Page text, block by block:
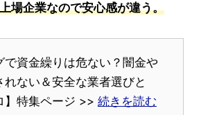
場企業なので安心感が違う。
で資金繰りは危ない？闇金や
ない＆安全な業者選びと
】特集ページ >> 続きを読む